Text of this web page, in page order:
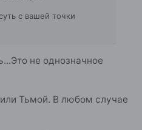
с вашей точки
не однозначное
Тьмой. В любом случае